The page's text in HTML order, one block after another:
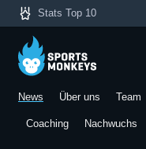
Stats Top 10
News Über uns Team
Coaching Nachwuchs